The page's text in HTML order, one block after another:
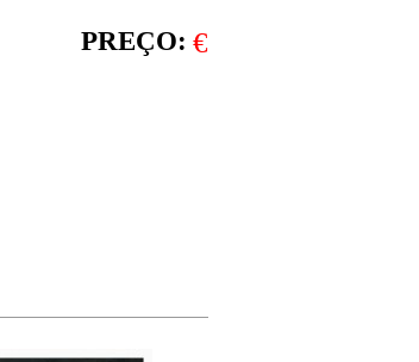
PREÇO: €